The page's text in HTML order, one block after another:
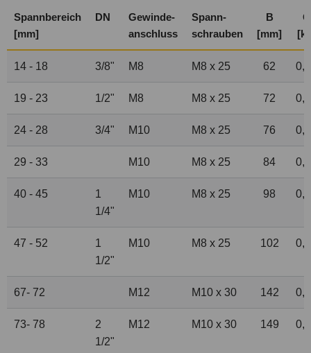
Spannbereich
[mm]
DN
Gewinde-
anschluss
Spann-
schrauben
B
[mm]
G
14 - 18 3/8" M8 M8 x 25 62
19 - 23 1/2" M8 M8 x 25 72
24 - 28 3/4" M10 M8 x 25 76
29 - 33 M10 M8 x 25 84
40 - 45
1
1/4"
M10 M8 x 25 98
47 - 52
1
1/2"
M10 M8 x 25 102
67- 72 M12 M10 x 30 142
73- 78
2
1/2"
M12 M10 x 30 149